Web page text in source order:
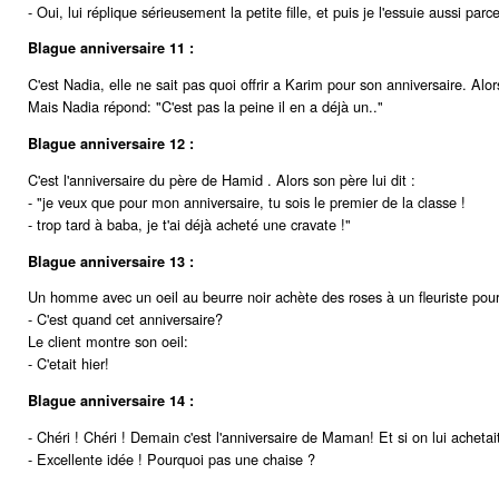
- Oui, lui réplique sérieusement la petite fille, et puis je l'essuie aussi
Blague anniversaire 11 :
C'est Nadia, elle ne sait pas quoi offrir a Karim pour son anniversaire.
Mais Nadia répond: "C'est pas la peine il en a déjà un.."
Blague anniversaire 12 :
C'est l'anniversaire du père de Hamid . Alors son père lui dit :
- "je veux que pour mon anniversaire, tu sois le premier de la classe !
- trop tard à baba, je t'ai déjà acheté une cravate !"
Blague anniversaire 13 :
Un homme avec un oeil au beurre noir achète des roses à un fleuriste
- C'est quand cet anniversaire?
Le client montre son oeil:
- C'etait hier!
Blague anniversaire 14 :
- Chéri ! Chéri ! Demain c'est l'anniversaire de Maman! Et si on lui
- Excellente idée ! Pourquoi pas une chaise ?